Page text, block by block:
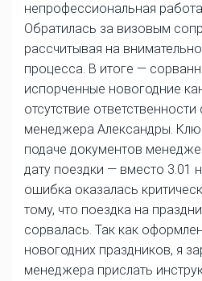
непрофессиональная
Обратилась за визовым
рассчитывая на
процесса. В итоге —
испорченные новогодние
отсутствие
менеджера Александры.
подаче документов
дату поездки — вместо 3.01
ошибка оказалась
тому, что поездка на
сорвалась. Так как
новогодних праздников, я
менеджера прислать